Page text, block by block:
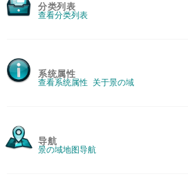
分类列表
查看分类列表
系统属性
查看系统属性 关于景の域
导航
景の域地图导航